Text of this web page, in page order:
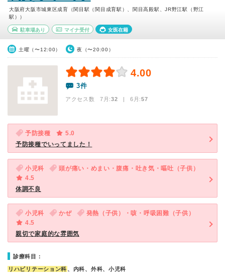
大阪府大阪市城東区成育（関目駅（関目成育駅）、関目高殿駅、JR野江駅（野江
駅））
駐車場あり マイナ受付 女医在籍
土曜（〜12:00） 夜（〜20:00）
4.00
3件
アクセス数 7月:32 | 6月:57
予防接種
5.0
予防接種でいってました！
小児科
頭が痛い・めまい・腹痛・吐き気・嘔吐（子供）
4.5
体調不良
小児科 かぜ
発熱（子供）・咳・呼吸困難（子供）
4.5
親切で家庭的な雰囲気
診療科目：
リハビリテーション科 、内科、外科、小児科